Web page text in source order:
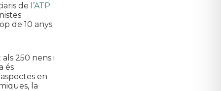
de l’ATP
de 10 anys
250 nens i
és
en
la